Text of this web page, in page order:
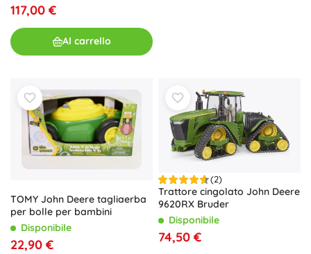
117,00 €
Al carrello
TOMY John Deere tagliaerba
per bolle per bambini
Disponibile
22,90 €
(2)
Trattore cingolato John Deere
9620RX Bruder
Disponibile
74,50 €